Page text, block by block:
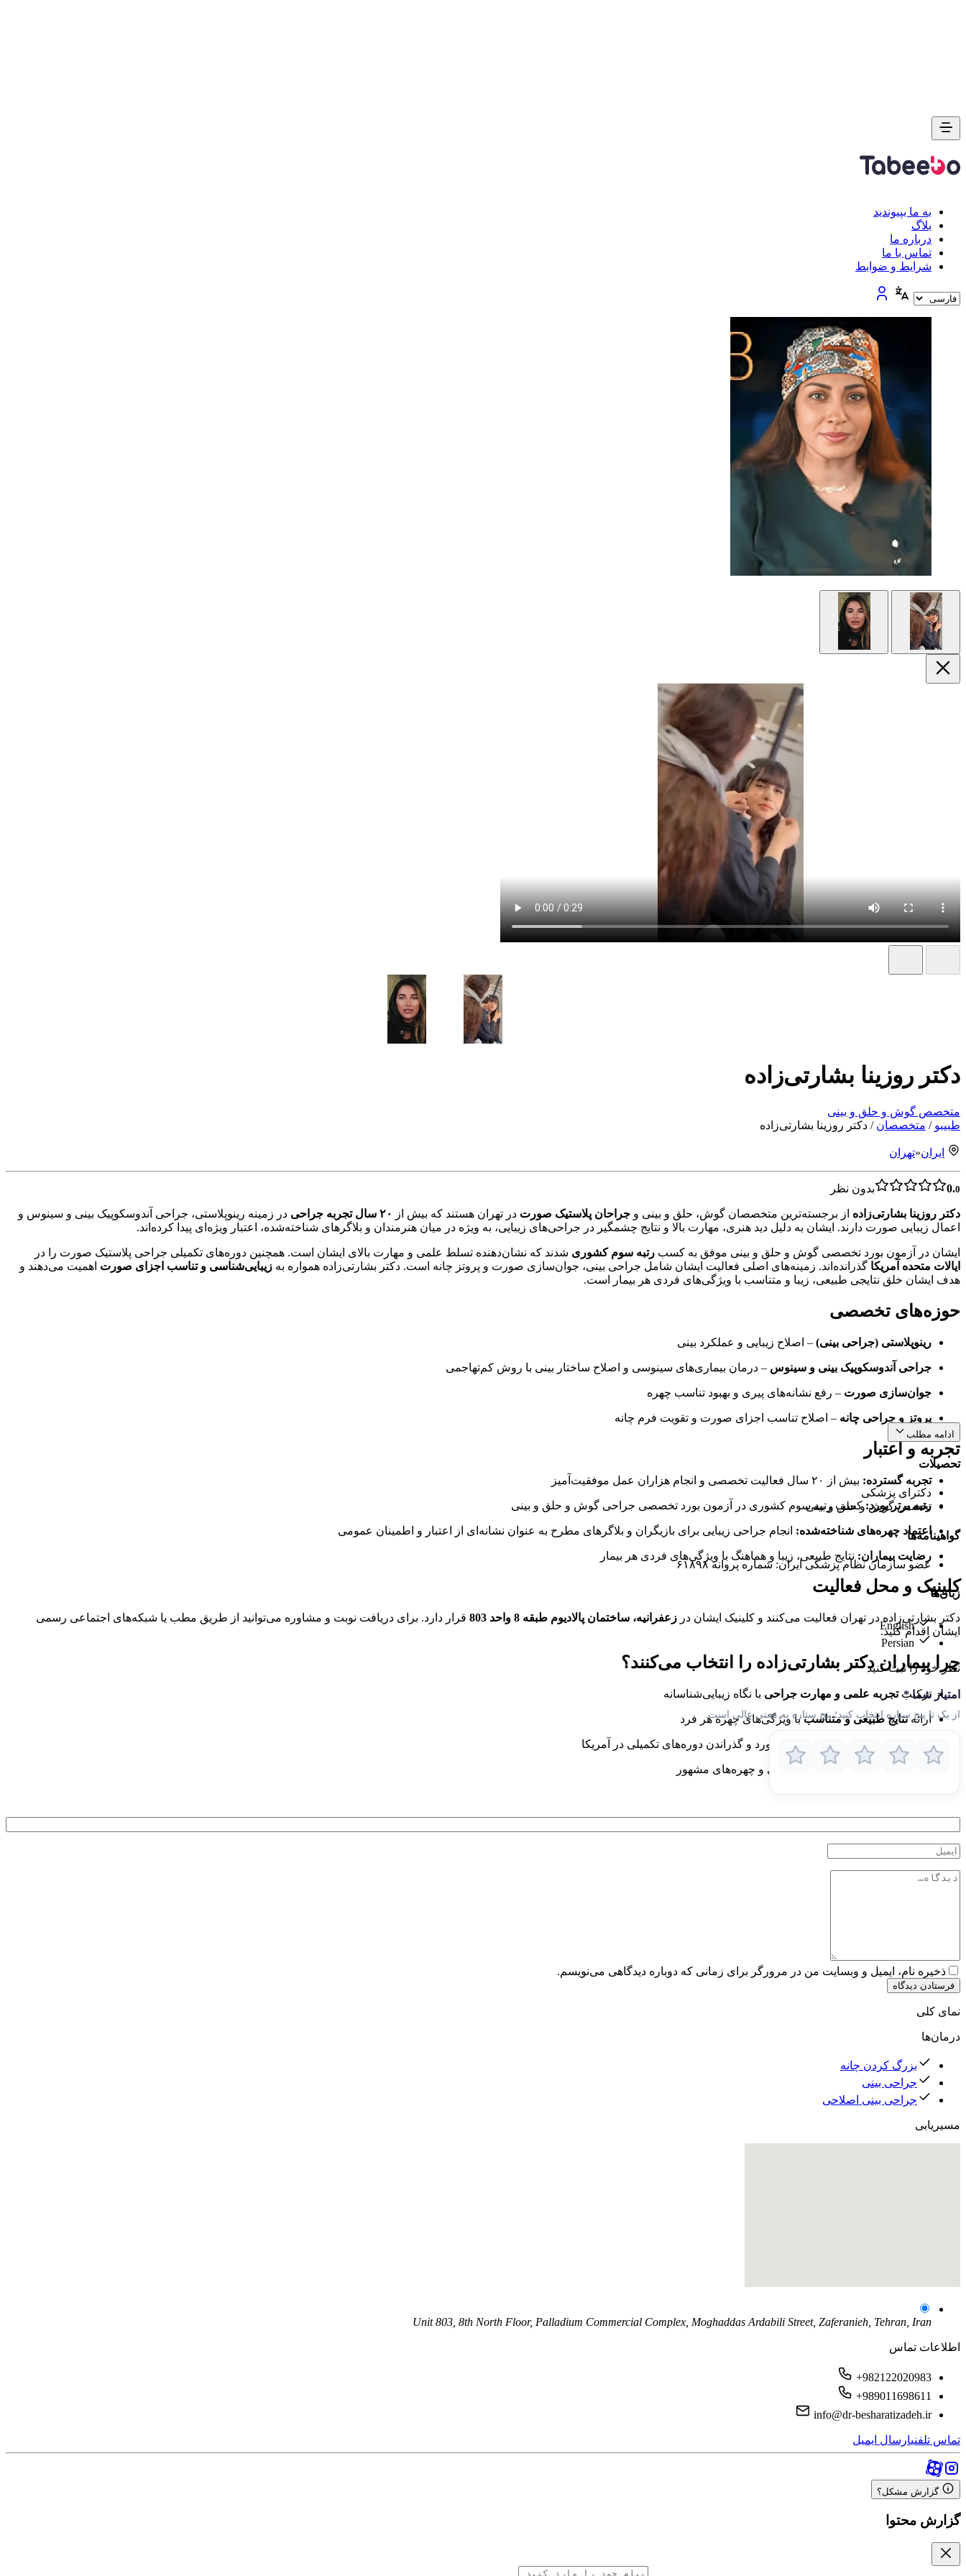
به ما بپیوندید
بلاگ
درباره ما
تماس با ما
شرایط و ضوابط
دکتر روزینا بشارتی‌زاده
متخصص گوش و حلق و بینی
طبیبو / متخصصان / دکتر روزینا بشارتی‌زاده
ایران«تهران
0.0 بدون نظر
دکتر روزینا بشارتی‌زاده از برجسته‌ترین متخصصان گوش، حلق و بینی و جراحان پلاستیک صورت در تهران هستند که بیش از ۲۰ سال تجربه جراحی
در زمینه رینوپلاستی، جراحی آندوسکوپیک بینی و سینوس و
اعمال زیبایی صورت دارند. ایشان به دلیل دید هنری، مهارت بالا و نتایج چشمگیر در جراحی‌های زیبایی، به ویژه در میان هنرمندان و بلاگرهای شناخته‌شده، اعتبار ویژه‌ای پیدا کرده‌اند.
ایشان در آزمون بورد تخصصی گوش و حلق و بینی موفق به کسب رتبه سوم کشوری شدند که نشان‌دهنده تسلط علمی و مهارت بالای ایشان است. همچنین دوره‌های تکمیلی جراحی پلاستیک صورت را در
ایالات متحده آمریکا گذرانده‌اند. زمینه‌های اصلی فعالیت ایشان شامل جراحی بینی، جوان‌سازی صورت و پروتز چانه است. دکتر بشارتی‌زاده همواره به زیبایی‌شناسی و تناسب اجزای صورت اهمیت می‌دهند و
هدف ایشان خلق نتایجی طبیعی، زیبا و متناسب با ویژگی‌های فردی هر بیمار است.
حوزه‌های تخصصی
رینوپلاستی (جراحی بینی) – اصلاح زیبایی و عملکرد بینی
جراحی آندوسکوپیک بینی و سینوس – درمان بیماری‌های سینوسی و اصلاح ساختار بینی با روش کم‌تهاجمی
جوان‌سازی صورت – رفع نشانه‌های پیری و بهبود تناسب چهره
پروتز و جراحی چانه – اصلاح تناسب اجزای صورت و تقویت فرم چانه
تجربه و اعتبار
تجربه گسترده: بیش از ۲۰ سال فعالیت تخصصی و انجام هزاران عمل موفقیت‌آمیز
رتبه برتر بورد:کسب رتبه سوم کشوری در آزمون بورد تخصصی جراحی گوش و حلق و بینی
اعتماد چهره‌های شناخته‌شده: انجام جراحی زیبایی برای بازیگران و بلاگرهای مطرح به عنوان نشانه‌ای از اعتبار و اطمینان عمومی
رضایت بیماران: نتایج طبیعی، زیبا و هماهنگ با ویژگی‌های فردی هر بیمار
کلینیک و محل فعالیت
دکتر بشارتی‌زاده در تهران فعالیت می‌کنند و کلینیک ایشان در زعفرانیه، ساختمان پالادیوم طبقه 8 واحد 803
قرار دارد. برای دریافت نوبت و مشاوره می‌توانید از طریق مطب یا شبکه‌های اجتماعی رسمی
ایشان اقدام کنید.
چرا بیماران دکتر بشارتی‌زاده را انتخاب می‌کنند؟
ترکیبتجربه علمی و مهارت جراحی با نگاه زیبایی‌شناسانه
ارائهنتایج طبیعی و متناسببا ویژگی‌های چهره هر فرد
اعتبار علمی با رتبه برتر در آزمون بورد و گذراندن دوره‌های تکمیلی در آمریکا
تجربه موفق در کار با بیماران داخلی و چهره‌های مشهور
ادامه مطلب
تحصیلات
دکترای پزشکی
تخصص گوش و حلق و بینی
گواهینامه‌ها
عضو سازمان نظام پزشکی ایران: شماره پروانه ۶۱۸۹۸
زبان‌ها
English
نظر خود را ثبت کنید
امتیاز شما*
از یک تا پنج ستاره انتخاب کنید؛ پنج ستاره به معنی عالی است.
ذخیره نام، ایمیل و وبسایت من در مرورگر برای زمانی که دوباره دیدگاهی می‌نویسم.
فرستادن دیدگاه
نمای کلی
درمان‌ها
بزرگ کردن چانه
جراحی بینی
جراحی بینی اصلاحی
مسیریابی
Unit 803, 8th North Floor, Palladium Commercial Complex, Moghaddas Ardabili Street, Zaferanieh, Tehran, Iran
اطلاعات تماس
+982122020983
+989011698611
info@dr-besharatizadeh.ir
تماس تلفنیارسال ایمیل
گزارش مشکل؟
گزارش محتوا